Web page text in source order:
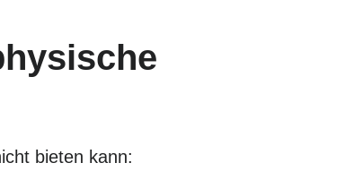
bieten kann: